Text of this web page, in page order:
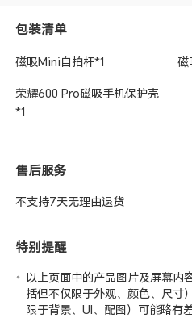
包装清单
磁吸Mini自拍杆*1 磁
荣耀600 Pro磁吸手机保护壳
*1
售后服务
不支持7天无理由退货
特别提醒
以上页面中的产品图片及屏幕内
括但不仅限于外观、颜色、尺寸
限于背景、UI、配图）可能略有